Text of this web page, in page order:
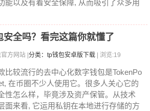
能以及有着安全保障, 从而吸引了众多用
全吗？看完这篇你就懂了
方网站 | 分类：tp钱包安卓版下载 | 浏览:19
比较流行的去中心化数字钱包是TokenPo
在币圈不少人使用它。很多人关心它的
性怎么样，毕竟涉及资产保管。从技术
面来看, 它运用私钥在本地进行存储的方